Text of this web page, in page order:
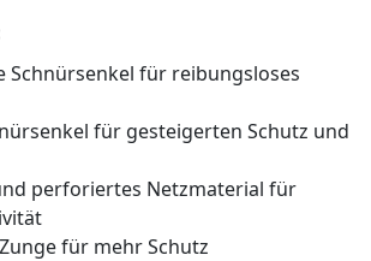
Schnürsenkel für reibungsloses
für gesteigerten Schutz und
perforiertes Netzmaterial für
für mehr Schutz